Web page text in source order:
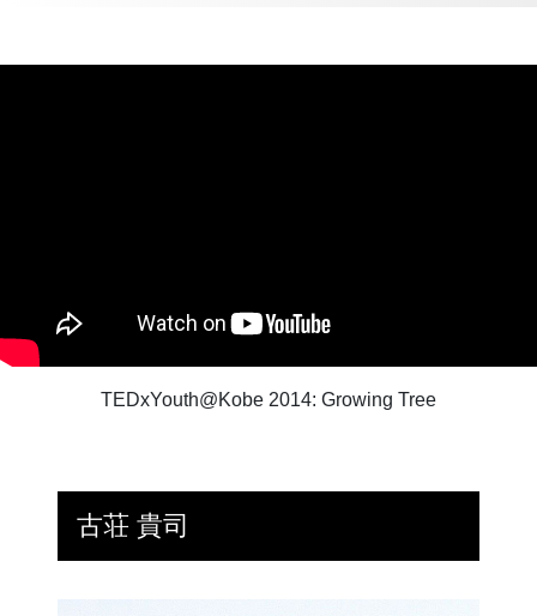
TEDxYouth@Kobe 2014: Growing Tree
古荘 貴司